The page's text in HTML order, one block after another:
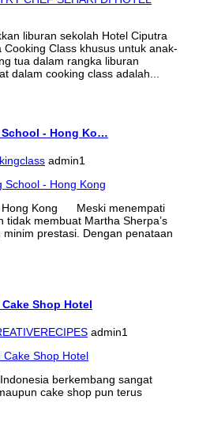
liburan sekolah Hotel Ciputra
Class khusus untuk anak-
tua dalam rangka liburan
dalam cooking class adalah...
School - Hong Ko…
admin1
Hong Kong Meski menempati
tidak membuat Martha Sherpa’s
prestasi. Dengan penataan
Shop Hotel
admin1
berkembang sangat
cake shop pun terus